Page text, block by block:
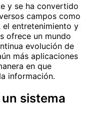
y se ha convertido
campos como
el entretenimiento y
ofrece un mundo
evolución de
más aplicaciones
en que
información.
sistema